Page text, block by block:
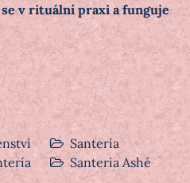
v rituální praxi a funguje
Santería
Santeria Ashé